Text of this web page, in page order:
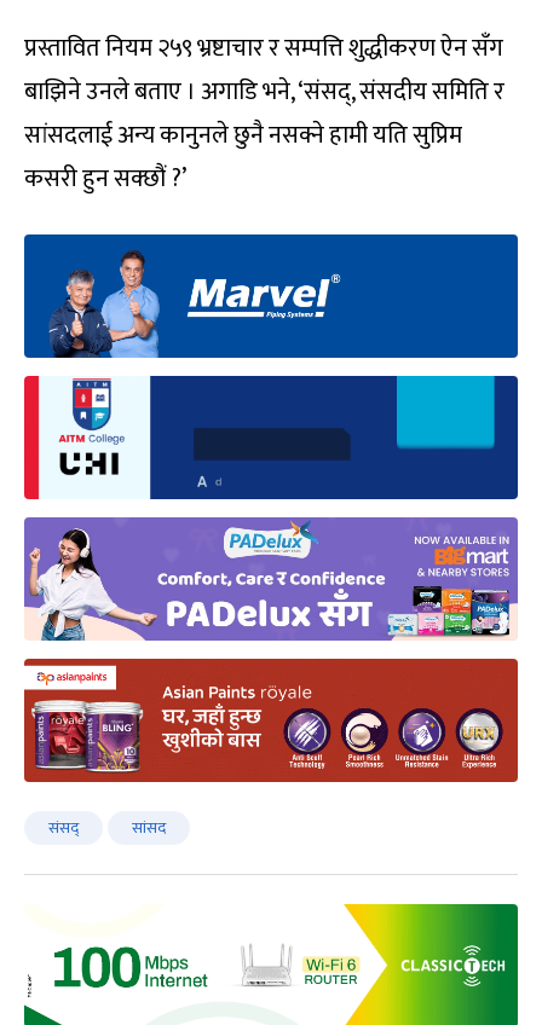
प्रस्तावित नियम २५९ भ्रष्टाचार र सम्पत्ति शुद्धीकरण ऐन सँग
बाझिने उनले बताए । अगाडि भने, ‘संसद्, संसदीय समिति र
सांसदलाई अन्य कानुनले छुनै नसक्ने हामी यति सुप्रिम
कसरी हुन सक्छौं ?’
संसद् सांसद